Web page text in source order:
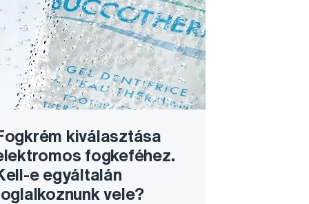
kiválasztása
fogkeféhez.
e egyáltalán
vele?